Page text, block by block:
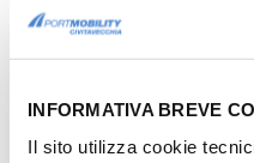
INFORMATIVA BREVE
Il sito utilizza cookie
Cappellaccio e
Via Ostiense.